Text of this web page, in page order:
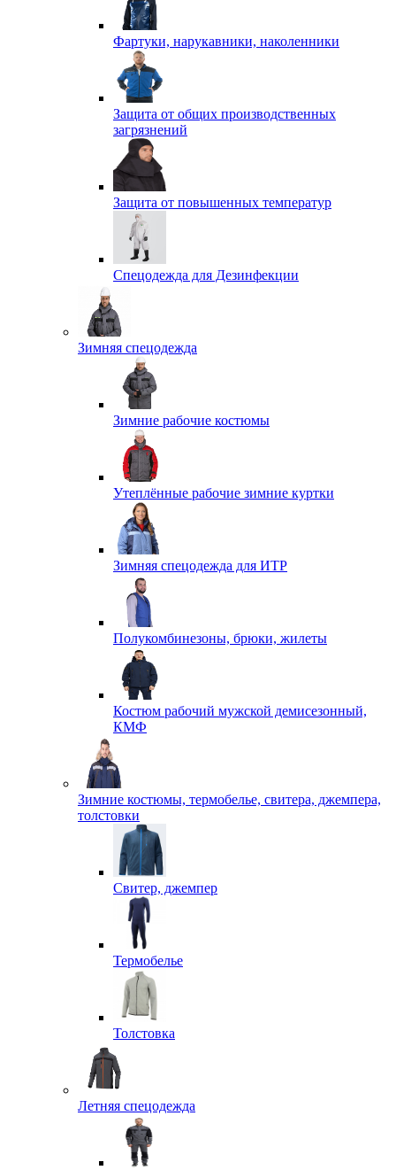
Фартуки, нарукавники, наколенники
Защита от общих производственных
загрязнений
Защита от повышенных температур
Спецодежда для Дезинфекции
Зимняя спецодежда
Зимние рабочие костюмы
Утеплённые рабочие зимние куртки
Зимняя спецодежда для ИТР
Полукомбинезоны, брюки, жилеты
Костюм рабочий мужской демисезонный,
КМФ
Зимние костюмы, термобелье, свитера, джемпера,
толстовки
Свитер, джемпер
Термобелье
Толстовка
Летняя спецодежда